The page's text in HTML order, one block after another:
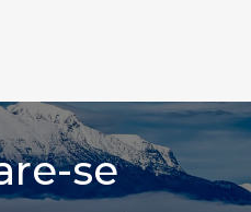
se